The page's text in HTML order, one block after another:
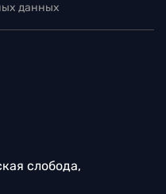
данных
слобода,